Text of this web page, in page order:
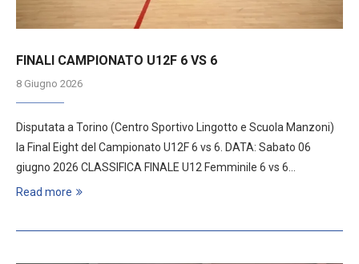
FINALI CAMPIONATO U12F 6 VS 6
8 Giugno 2026
Disputata a Torino (Centro Sportivo Lingotto e Scuola Manzoni)
la Final Eight del Campionato U12F 6 vs 6. DATA: Sabato 06
giugno 2026 CLASSIFICA FINALE U12 Femminile 6 vs 6…
Read more